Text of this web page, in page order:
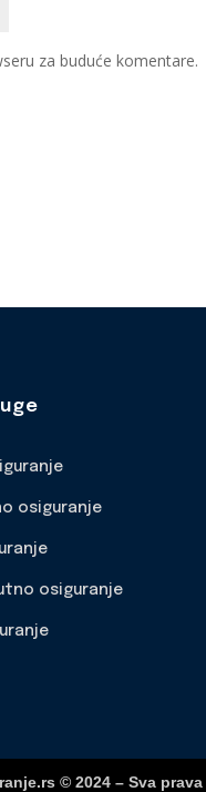
za buduće komentare.
osiguranje
osiguranje
© 2024 – Sva